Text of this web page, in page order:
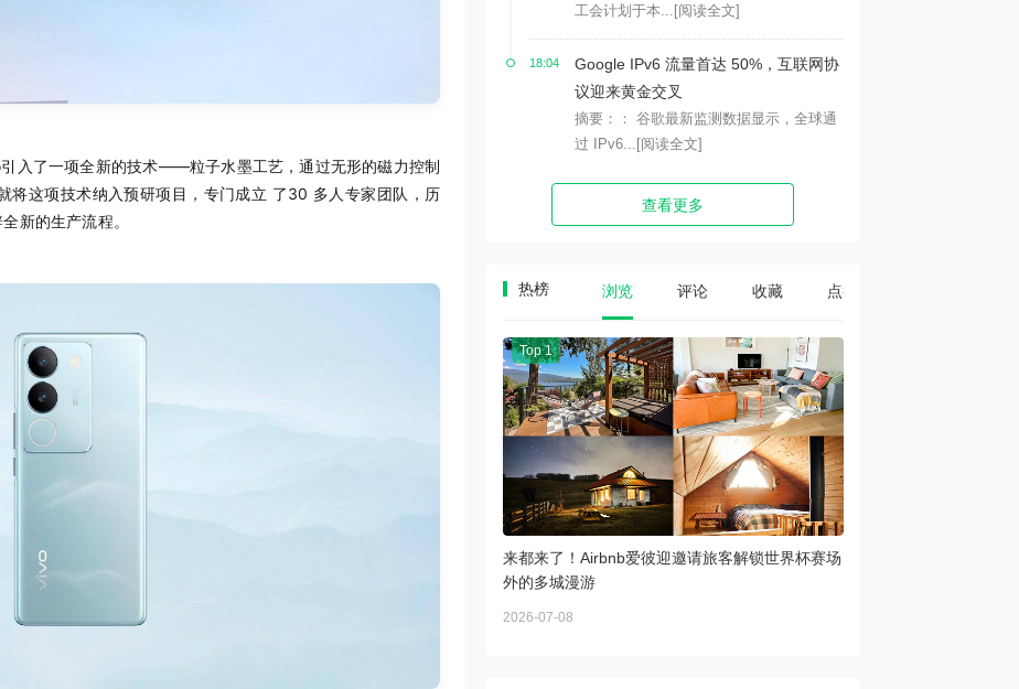
入了一项全新的技术——粒子水墨工艺，通过无形的磁力控制
将这项技术纳入预研项目，专门成立 了30 多人专家团队，历
新的生产流程。
工会计划于本... [阅读全文]
18:04
Google IPv6 流量首达 50%，互联网协
议迎来黄金交叉
摘要：： 谷歌最新监测数据显示，全球通
过 IPv6... [阅读全文]
查看更多
热榜 浏览 评论 收藏 点赞
Top 1
来都来了！Airbnb爱彼迎邀请旅客解锁世界杯赛场
外的多城漫游
2026-07-08